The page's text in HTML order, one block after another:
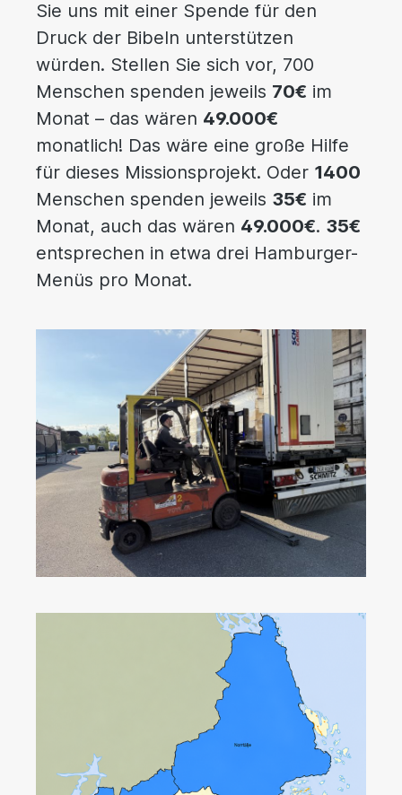
Sie uns mit einer Spende für den
Druck der Bibeln unterstützen
würden. Stellen Sie sich vor, 700
Menschen spenden jeweils 70€ im
Monat – das wären 49.000€
monatlich! Das wäre eine große Hilfe
für dieses Missionsprojekt. Oder 1400
Menschen spenden jeweils 35€ im
Monat, auch das wären 49.000€. 35€
entsprechen in etwa drei Hamburger-
Menüs pro Monat.